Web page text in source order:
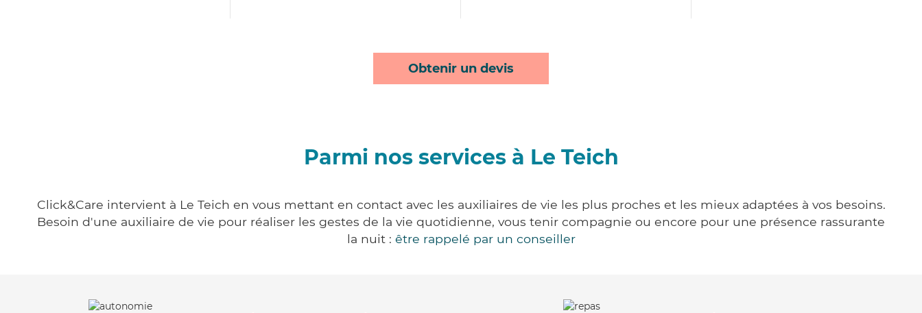
Obtenir un devis
Parmi nos services à Le Teich
Click&Care intervient à Le Teich en vous mettant en contact avec les auxiliaires de vie les plus proches et les mieux adaptées à vos besoins.
Besoin d'une auxiliaire de vie pour réaliser les gestes de la vie quotidienne, vous tenir compagnie ou encore pour une présence rassurante
la nuit : être rappelé par un conseiller